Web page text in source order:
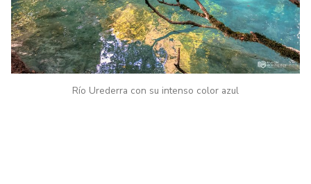
Río Urederra con su intenso color azul